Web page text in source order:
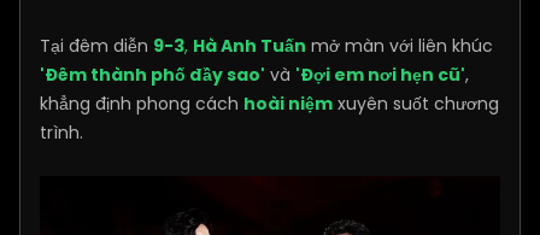
Tại đêm diễn 9-3, Hà Anh Tuấn mở màn với liên khúc
'Đêm thành phố đầy sao' và 'Đợi em nơi hẹn cũ',
khẳng định phong cách hoài niệm xuyên suốt chương
trình.